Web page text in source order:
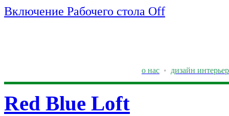
Включение Рабочего стола Off
о нас • дизайн
Red Blue Loft